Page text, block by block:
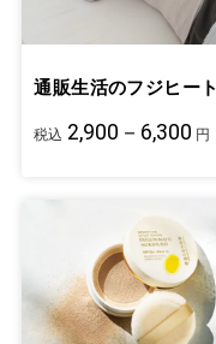
通販生活のフジヒート
税込 2,900－6,300 円